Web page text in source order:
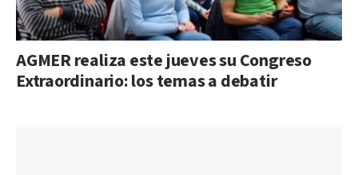
AGMER realiza este jueves su Congreso
Extraordinario: los temas a debatir